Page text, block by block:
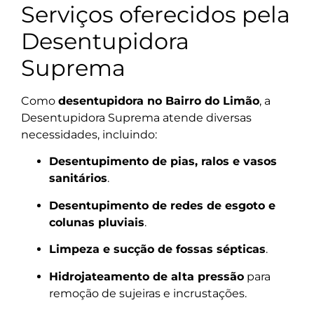
Serviços oferecidos pela
Desentupidora
Suprema
Como desentupidora no Bairro do Limão, a
Desentupidora Suprema atende diversas
necessidades, incluindo:
Desentupimento de pias, ralos e vasos
sanitários.
Desentupimento de redes de esgoto e
colunas pluviais.
Limpeza e sucção de fossas sépticas.
Hidrojateamento de alta pressão para
remoção de sujeiras e incrustações.